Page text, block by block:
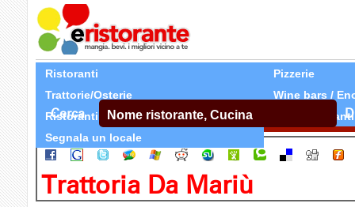
Ristoranti
Pizzerie
Trattorie/Osterie
Wine bars /
Ristoranti Etnici
Tutti Ristoranti
Segnala un locale
Cerca
Trattoria Da Mariù